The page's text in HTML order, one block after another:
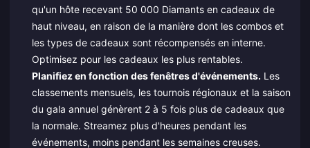
qu'un hôte recevant 50 000 Diamants en cadeaux de
haut niveau, en raison de la manière dont les combos et
les types de cadeaux sont récompensés en interne.
Optimisez pour les cadeaux les plus rentables.
Planifiez en fonction des fenêtres d'événements. Les
classements mensuels, les tournois régionaux et la saison
du gala annuel génèrent 2 à 5 fois plus de cadeaux que
la normale. Streamez plus d'heures pendant les
événements, moins pendant les semaines creuses.